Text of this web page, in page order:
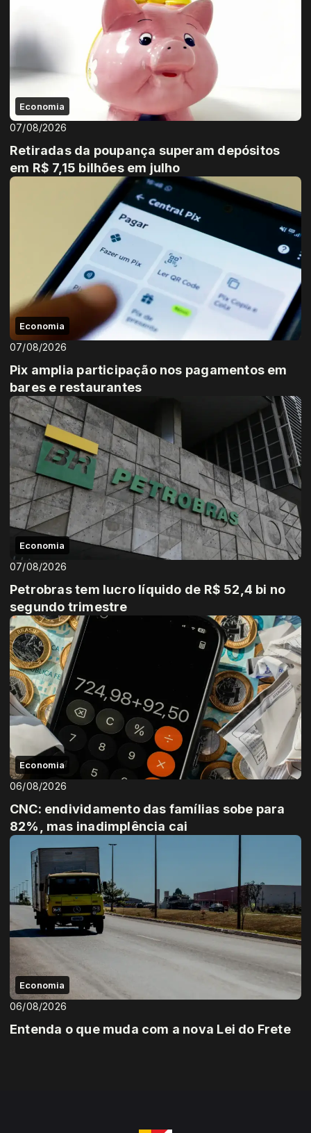
Economia
07/08/2026
Retiradas da poupança superam depósitos
em R$ 7,15 bilhões em julho
Economia
07/08/2026
Pix amplia participação nos pagamentos em
bares e restaurantes
Economia
07/08/2026
Petrobras tem lucro líquido de R$ 52,4 bi no
segundo trimestre
Economia
06/08/2026
CNC: endividamento das famílias sobe para
82%, mas inadimplência cai
Economia
06/08/2026
Entenda o que muda com a nova Lei do Frete